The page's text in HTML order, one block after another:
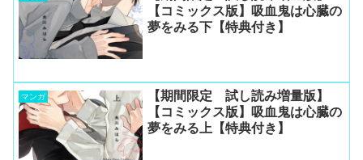
【コミックス版】吸血鬼は心臓の
夢をみる下【特典付き】
マンガ
【期間限定 試し読み増量版】
【コミックス版】吸血鬼は心臓の
夢をみる上【特典付き】